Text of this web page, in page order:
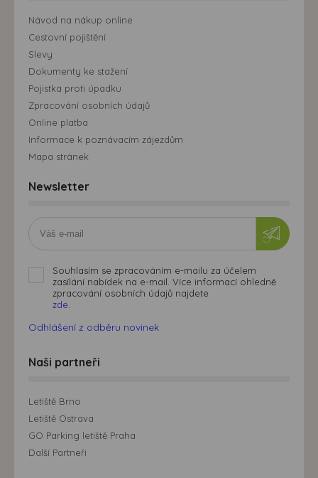
Návod na nákup online
Cestovní pojištění
Slevy
Dokumenty ke stažení
Pojistka proti úpadku
Zpracování osobních údajů
Online platba
Informace k poznávacím zájezdům
Mapa stránek
Newsletter
Souhlasím se zpracováním e-mailu za účelem
zasílání nabídek na e-mail. Více informací ohledně
zpracování osobních údajů najdete
zde.
Odhlášení z odběru novinek
Naši partneři
Letiště Brno
Letiště Ostrava
GO Parking letiště Praha
Další Partneři